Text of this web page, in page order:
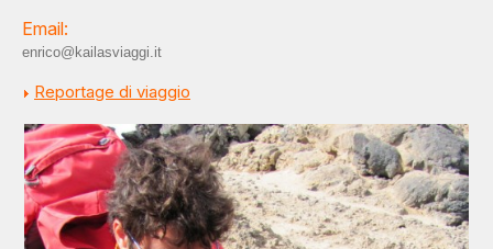
Email:
enrico@kailasviaggi.it
Reportage di viaggio